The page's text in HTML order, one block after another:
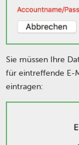
Sie müssen Ihre
für eintreffende E-
eintragen: